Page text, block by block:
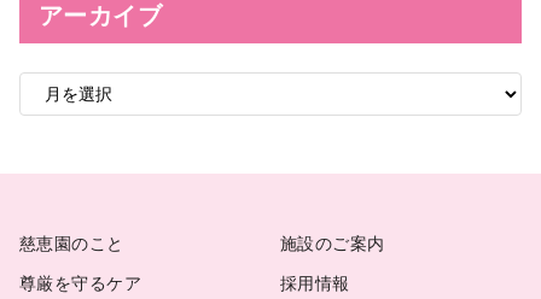
アーカイブ
ア
カ
慈恵園のこと
施設のご案内
尊厳を守るケア
採用情報